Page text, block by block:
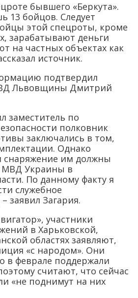
бывшего «Беркута».
13 бойцов. Следует
этой спецроты, кроме
зарабатывают деньги
на частных объектах как
источник.
подтвердил
Львовщины Дмитрий
заместитель по
полковник
заключались в том,
Однако
снаряжение им должны
МВД Украины в
По данному факту я
служебное
заявил Загария.
участники
в Харьковской,
областях заявляют,
«с народом». Они
в феврале поддержали
считают, что сейчас
«не поднимут на них